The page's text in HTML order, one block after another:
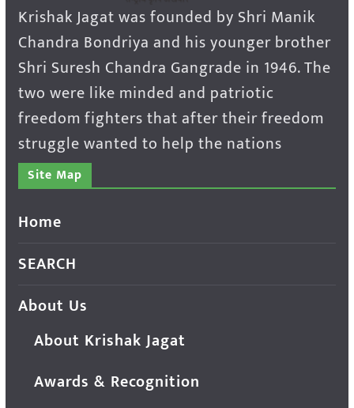
Krishak Jagat was founded by Shri Manik
Chandra Bondriya and his younger brother
Shri Suresh Chandra Gangrade in 1946. The
two were like minded and patriotic
freedom fighters that after their freedom
struggle wanted to help the nations
Site Map
Home
SEARCH
About Us
About Krishak Jagat
Awards & Recognition